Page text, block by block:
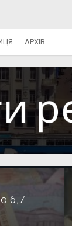
АРХІВ
6,7